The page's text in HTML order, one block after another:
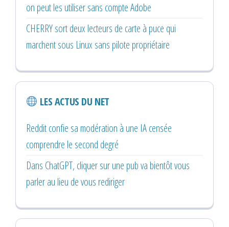
on peut les utiliser sans compte Adobe
CHERRY sort deux lecteurs de carte à puce qui
marchent sous Linux sans pilote propriétaire
LES ACTUS DU NET
Reddit confie sa modération à une IA censée
comprendre le second degré
Dans ChatGPT, cliquer sur une pub va bientôt vous
parler au lieu de vous rediriger